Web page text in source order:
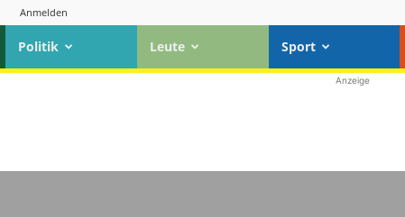
Anmelden
Politik Leute Sport
Anzeige